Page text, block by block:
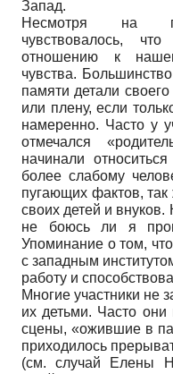
Запад.
Несмотря на
чувствовалось,
отношению к
чувства.
памяти детали
или плену, если
намеренно. Часто у
отмечался
начинали
более слабому
пугающих фактов, так
своих детей и
не боюсь ли я
Упоминание о том,
с западным
работу и
Многие участники не
их детьми. Часто они
сцены, «ожившие в
приходилось
(см. случай Елены